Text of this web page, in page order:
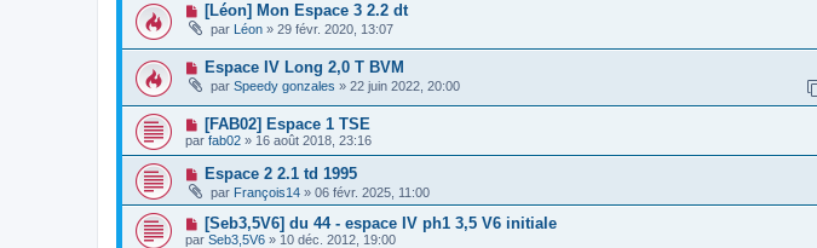
[Léon] Mon Espace 3 2.2 dt
par Léon » 29 févr. 2020, 13:07
Espace IV Long 2,0 T BVM
par Speedy gonzales » 22 juin 2022, 20:00
[FAB02] Espace 1 TSE
par fab02 » 16 août 2018, 23:16
Espace 2 2.1 td 1995
par François14 » 06 févr. 2025, 11:00
[Seb3,5V6] du 44 - espace IV ph1 3,5 V6 initiale
par Seb3,5V6 » 10 déc. 2012, 19:00